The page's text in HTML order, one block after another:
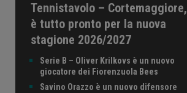
Tennistavolo – Cortemaggiore,
è tutto pronto per la nuova
stagione 2026/2027
Serie B – Oliver Krilkovs è un nuovo
giocatore dei Fiorenzuola Bees
Savino Orazzo è un nuovo difensore